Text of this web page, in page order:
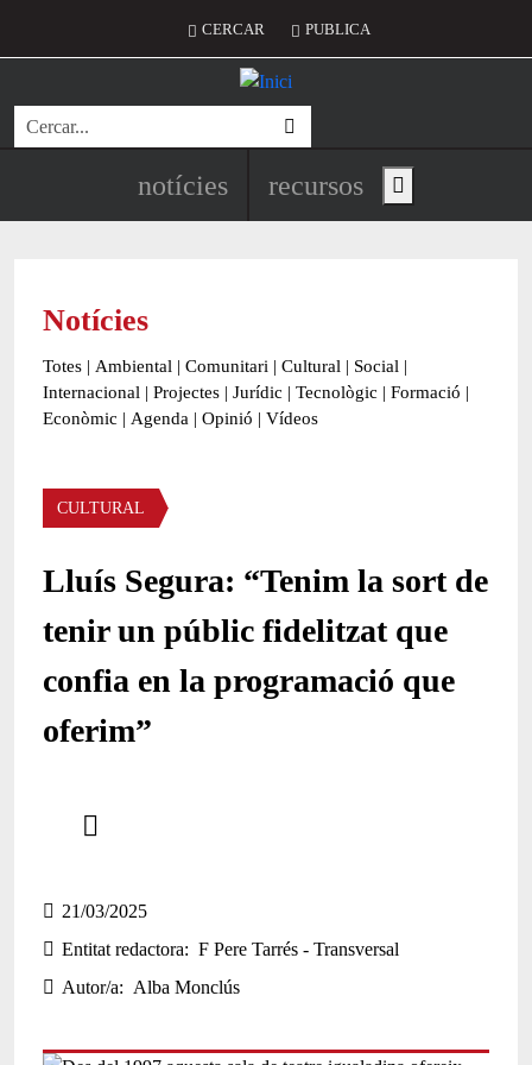
Menú del compte d'usuari
CERCAR PUBLICA
Cerca
Navegació principal de
notícies recursos Show main menu
Notícies
Totes | Ambiental | Comunitari | Cultural | Social |
Internacional | Projectes | Jurídic | Tecnològic | Formació |
Econòmic | Agenda | Opinió | Vídeos
Àmbit de la notícia
CULTURAL
Lluís Segura: “Tenim la sort de
tenir un públic fidelitzat que
confia en la programació que
oferim”
21/03/2025
Entitat redactora
F Pere Tarrés - Transversal
Autor/a
Alba Monclús